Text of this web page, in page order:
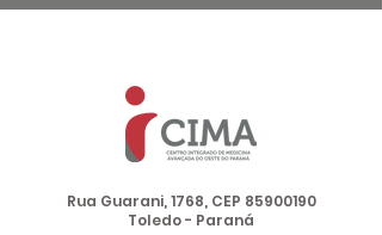
Rua Guarani, 1768, CEP 85900190
Toledo - Paraná